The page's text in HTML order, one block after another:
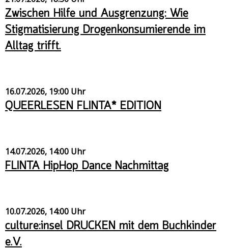
Zwischen Hilfe und Ausgrenzung: Wie
Stigmatisierung Drogenkonsumierende im
Alltag trifft.
16.07.2026, 19:00 Uhr
QUEERLESEN FLINTA* EDITION
14.07.2026, 14:00 Uhr
FLINTA HipHop Dance Nachmittag
10.07.2026, 14:00 Uhr
culture:insel DRUCKEN mit dem Buchkinder
e.V.